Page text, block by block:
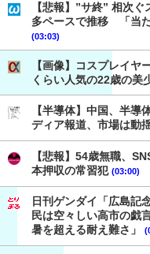
【悲報】”サ終” 相次
多ペースで推移 「当
(03:03)
【画像】コスプレイヤ
くらい人気の22歳の美
【半導体】中国、半
ディア報道、市場は動
【悲報】54歳無職、
本押収の常習犯 (03:00)
日刊ゲンダイ「広島記
民は空々しい高市の戯
暑を超える耐え難さ」